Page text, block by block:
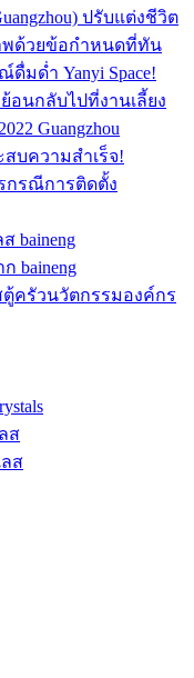
ปรับแต่งชีวิต
ด้วยข้อกำหนดที่ทัน
มด่ำ Yanyi Space!
อนกลับไปที่งานเลี้ยง
Guangzhou
สบความสำเร็จ!
กรณีการติดตั้ง
baineng
baineng
ตู้ครัวนวัตกรรมองค์กร
ส
ลส